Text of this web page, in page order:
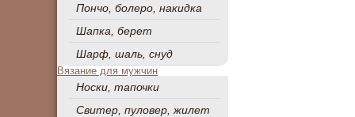
Пончо, болеро, накидка
Шапка, берет
Шарф, шаль, снуд
Вязание для мужчин
Носки, тапочки
Свитер, пуловер, жилет